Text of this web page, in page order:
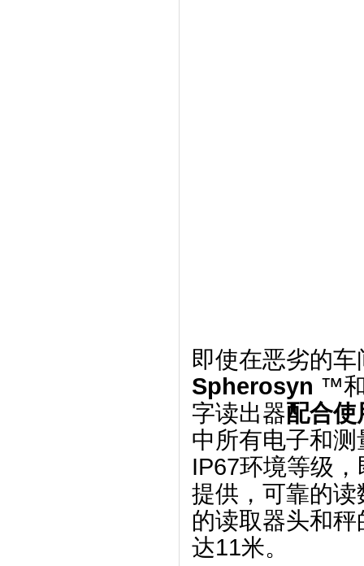
即使在恶劣的
Spherosyn ™
字读出器配合使
中所有电子和
IP67环境等级
提供，可靠的读
的读取器头和
达11米。